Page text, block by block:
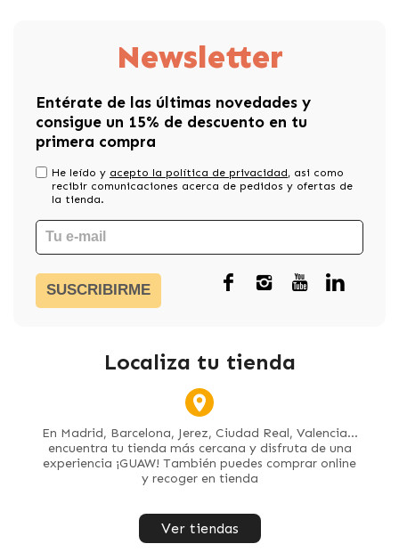
Newsletter
Entérate de las últimas novedades y
consigue un 15% de descuento en tu
primera compra
He leído y acepto la política de privacidad, asi como
recibir comunicaciones acerca de pedidos y ofertas de
la tienda.
SUSCRIBIRME
Localiza tu tienda
En Madrid, Barcelona, Jerez, Ciudad Real, Valencia...
encuentra tu tienda más cercana y disfruta de una
experiencia ¡GUAW! También puedes comprar online
y recoger en tienda
Ver tiendas